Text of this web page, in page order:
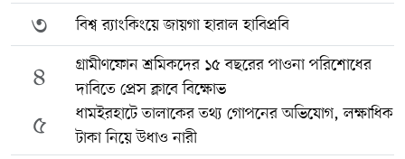
৩ বিশ্ব র‍্যাংকিংয়ে জায়গা হারাল হাবিপ্রবি
৪
গ্রামীণফোন শ্রমিকদের ১৫ বছরের পাওনা পরিশোধের
দাবিতে প্রেস ক্লাবে বিক্ষোভ
৫
ধামইরহাটে তালাকের তথ্য গোপনের অভিযোগ, লক্ষাধিক
টাকা নিয়ে উধাও নারী